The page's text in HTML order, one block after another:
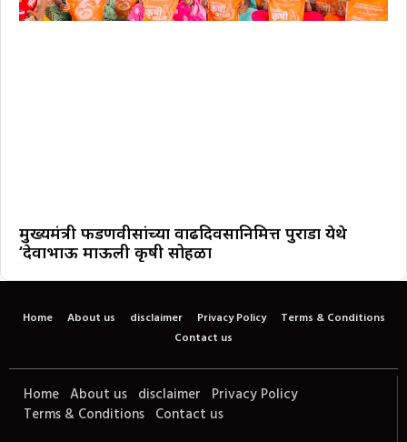
मुख्यमंत्री फडणवीसांच्या वाढदिवसानिमित्त पुराडा येथे
‘देवाभाऊ माऊली कृषी सोहळा
Home About us disclaimer Privacy Policy
Terms & Conditions
Contact us
Home About us disclaimer Privacy Policy
Terms & Conditions Contact us